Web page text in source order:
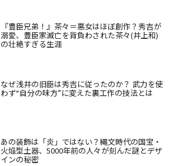
『豊臣兄弟！』茶々＝悪女はほぼ創作？秀吉が
溺愛、豊臣家滅亡を背負わされた茶々(井上和)
の壮絶すぎる生涯
なぜ浅井の旧臣は秀吉に従ったのか？ 武力を使
わず“自分の味方”に変えた裏工作の技法とは
あの装飾は「炎」ではない？縄文時代の国宝・
火焔型土器、5000年前の人々が刻んだ謎とデザ
インの秘密